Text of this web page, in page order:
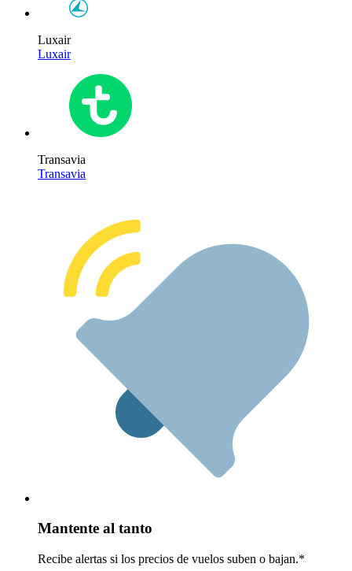
Luxair
Luxair
Transavia
Transavia
Mantente al tanto
Recibe alertas si los precios de vuelos suben o bajan.*